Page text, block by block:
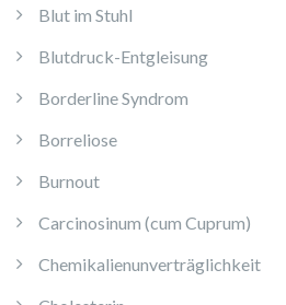
Blut im Stuhl
Blutdruck-Entgleisung
Borderline Syndrom
Borreliose
Burnout
Carcinosinum (cum Cuprum)
Chemikalienunverträglichkeit